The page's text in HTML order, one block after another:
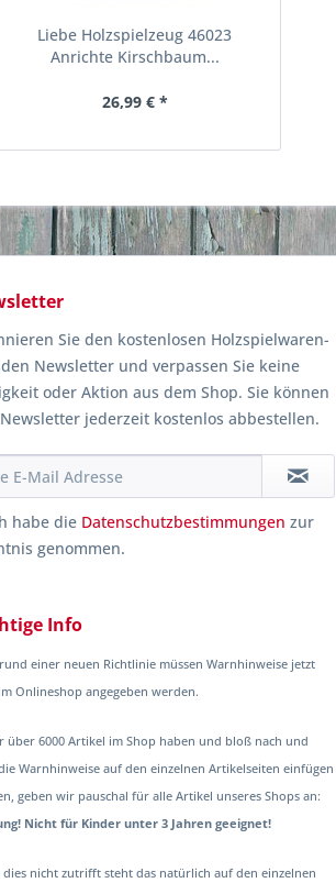
Liebe Holzspielzeug 46023
Anrichte Kirschbaum...
26,99 € *
Sie den kostenlosen Holzspielwaren-
Newsletter und verpassen Sie keine
oder Aktion aus dem Shop. Sie können
jederzeit kostenlos abbestellen.
habe die Datenschutzbestimmungen zur
genommen.
Info
einer neuen Richtlinie müssen Warnhinweise jetzt
Onlineshop angegeben werden.
über 6000 Artikel im Shop haben und bloß nach und
Warnhinweise auf den einzelnen Artikelseiten einfügen
geben wir pauschal für alle Artikel unseres Shops an:
Nicht für Kinder unter 3 Jahren geeignet!
dies nicht zutrifft steht das natürlich auf den einzelnen